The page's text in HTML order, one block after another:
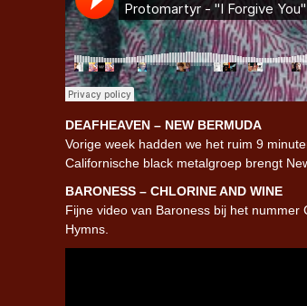
DEAFHEAVEN – NEW BERMUDA
Vorige week hadden we het ruim 9
Californische black metalgroep brengt
BARONESS – CHLORINE AND WINE
Fijne video van Baroness bij het nummer
Hymns.